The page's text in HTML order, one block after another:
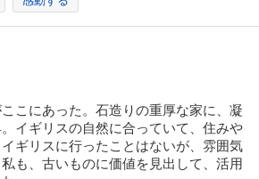
こにあった。石造りの重厚な家に、凝
イギリスの自然に合っていて、住みや
ギリスに行ったことはないが、雰囲気
も、古いものに価値を見出して、活用